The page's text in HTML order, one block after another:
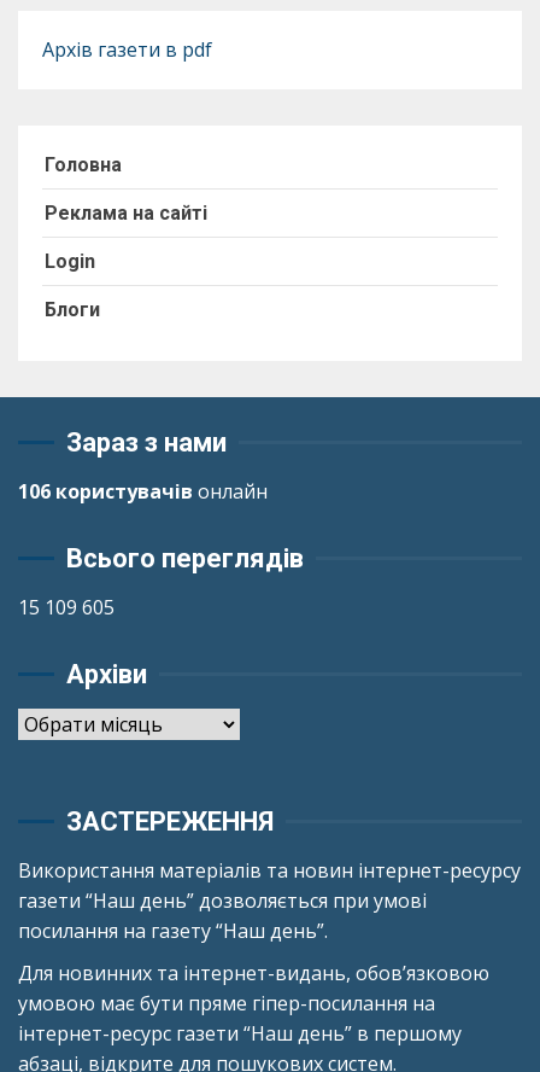
Архів газети в pdf
Головна
Реклама на сайті
Login
Блоги
Зараз з нами
106 користувачів онлайн
Всього переглядів
15 109 605
Архіви
Архіви
ЗАСТЕРЕЖЕННЯ
Використання матеріалів та новин інтернет-ресурсу
газети “Наш день” дозволяється при умові
посилання на газету “Наш день”.
Для новинних та інтернет-видань, обов’язковою
умовою має бути пряме гіпер-посилання на
інтернет-ресурс газети “Наш день” в першому
абзаці, відкрите для пошукових систем.